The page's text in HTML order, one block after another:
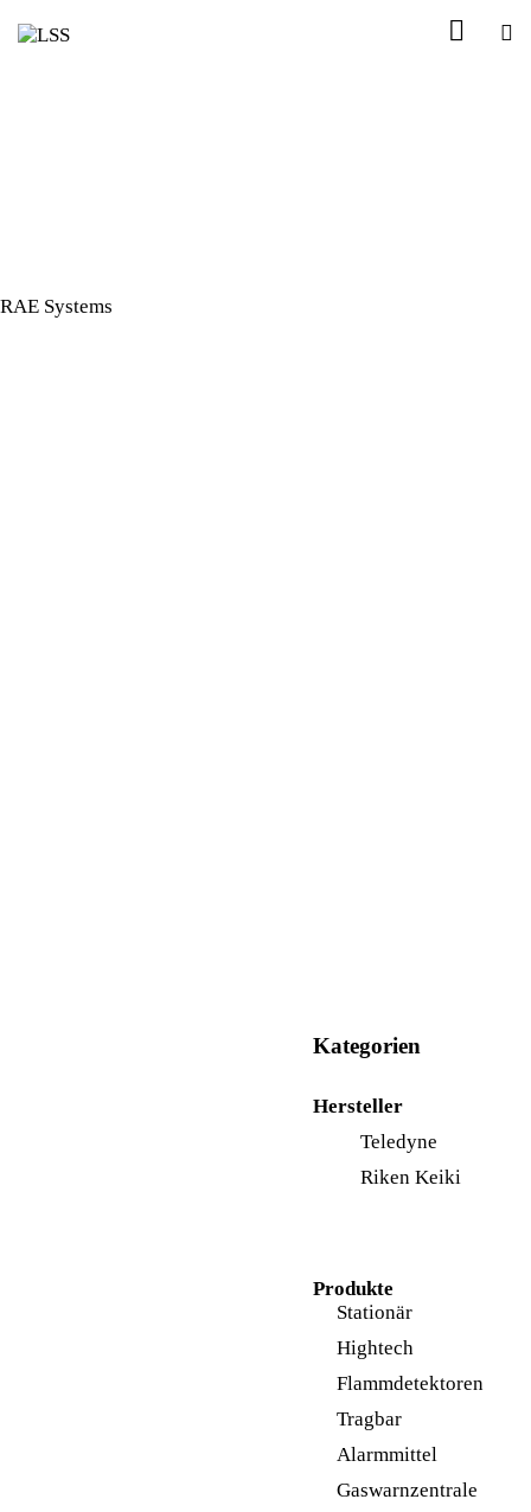
RAE Systems
Kategorien
Hersteller
Teledyne
Riken Keiki
Produkte
Stationär
Hightech
Flammdetektoren
Tragbar
Alarmmittel
Gaswarnzentrale